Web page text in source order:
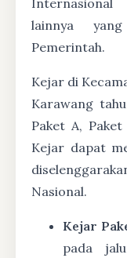
lainnya
Pemerintah.
Kejar di
Karawang
Paket A,
Kejar dapat
Nasional.
Kejar
pada